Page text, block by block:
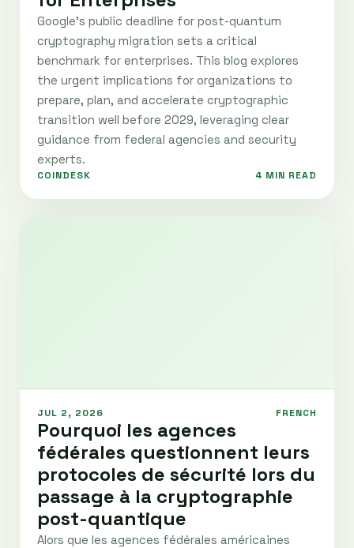
Google’s public deadline for post-quantum
cryptography migration sets a critical
benchmark for enterprises. This blog explores
the urgent implications for organizations to
prepare, plan, and accelerate cryptographic
transition well before 2029, leveraging clear
guidance from federal agencies and security
experts.
COINDESK 4 MIN READ
JUL 2, 2026 FRENCH
Pourquoi les agences
fédérales questionnent leurs
protocoles de sécurité lors du
passage à la cryptographie
post-quantique
Alors que les agences fédérales américaines